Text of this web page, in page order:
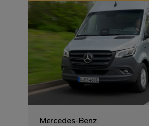
Mercedes-Benz